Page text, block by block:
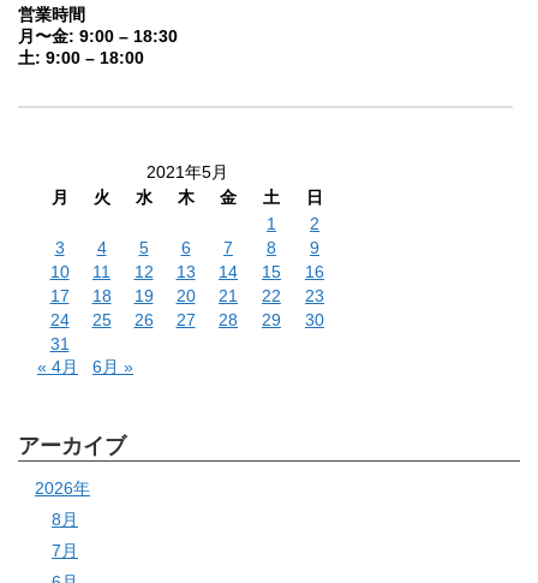
営業時間
月〜金: 9:00 – 18:30
土: 9:00 – 18:00
2021年5月
月
火 水 木 金 土
日
1
2
3
4 5 6 7 8
9
10
11 12 13 14 15
16
17
18 19 20 21 22
23
24
25 26 27 28 29
30
31
« 4月
6月 »
アーカイブ
2026年
8月
7月